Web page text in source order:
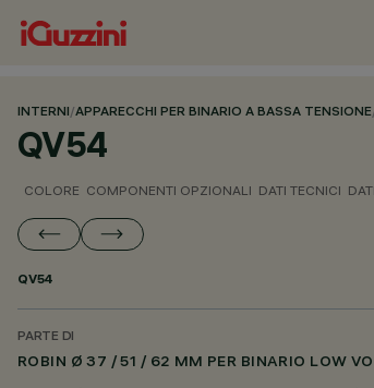
INTERNI/APPARECCHI PER BINARIO A BASSA TENSIONE
QV54
COLORE COMPONENTI OPZIONALI DATI TECNICI
QV54
PARTE DI
ROBIN Ø 37 / 51 / 62 MM PER BINARIO LOW